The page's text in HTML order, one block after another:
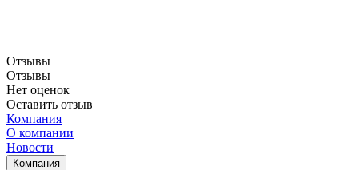
Отзывы
Отзывы
Нет оценок
Оставить отзыв
Компания
О компании
Новости
Компания